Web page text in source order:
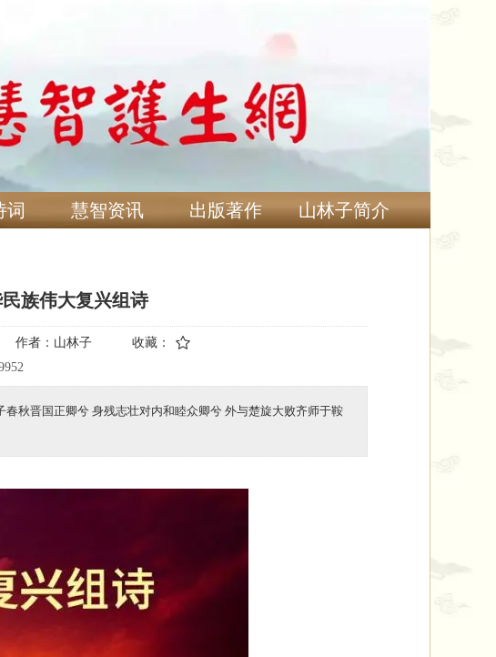
词 慧智资讯 出版著作 山林子简介
族伟大复兴组诗
作者： 山林子
收藏：
秋晋国正卿兮 身残志壮对内和睦众卿兮 外与楚旋大败齐师于鞍